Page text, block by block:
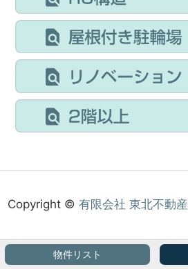
物件リスト
Copyright © 有限会社 東北不動産